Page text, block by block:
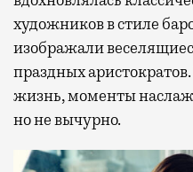
художников в стиле
изображали
праздных
жизнь, моменты
но не вычурно.